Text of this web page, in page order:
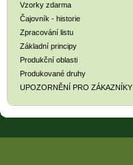
Vzorky zdarma
Čajovník - historie
Zpracování listu
Základní principy
Produkční oblasti
Produkované druhy
UPOZORNĚNÍ PRO ZÁKAZNÍKY